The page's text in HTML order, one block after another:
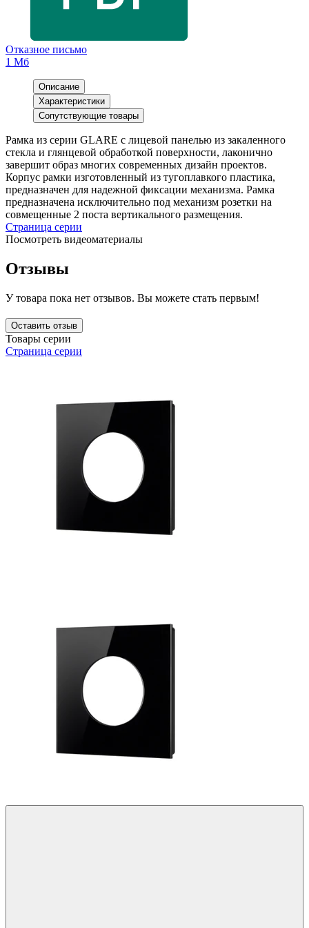
Отказное письмо
1 Мб
Описание
Характеристики
Сопутствующие товары
Рамка из серии GLARE с лицевой панелью из закаленного
стекла и глянцевой обработкой поверхности, лаконично
завершит образ многих современных дизайн проектов.
Корпус рамки изготовленный из тугоплавкого пластика,
предназначен для надежной фиксации механизма. Рамка
предназначена исключительно под механизм розетки на
совмещенные 2 поста вертикального размещения.
Страница серии
Посмотреть видеоматериалы
Отзывы
У товара пока нет отзывов. Вы можете стать первым!
Оставить отзыв
Товары серии
Страница серии